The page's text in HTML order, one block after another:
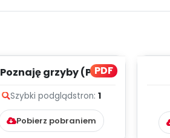
PDF
Poznaję grzyby (PD)
Szybki podglądstron: 1
Pobierz pobraniem